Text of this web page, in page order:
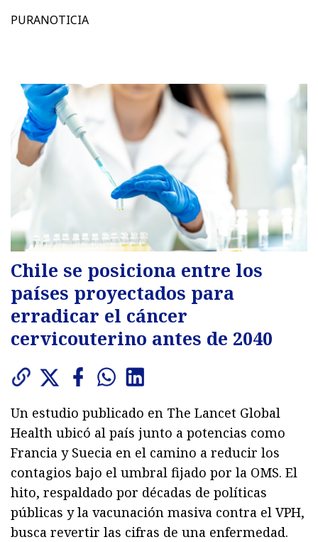
PURANOTICIA
Chile se posiciona entre los
países proyectados para
erradicar el cáncer
cervicouterino antes de 2040
Un estudio publicado en The Lancet Global
Health ubicó al país junto a potencias como
Francia y Suecia en el camino a reducir los
contagios bajo el umbral fijado por la OMS. El
hito, respaldado por décadas de políticas
públicas y la vacunación masiva contra el VPH,
busca revertir las cifras de una enfermedad.